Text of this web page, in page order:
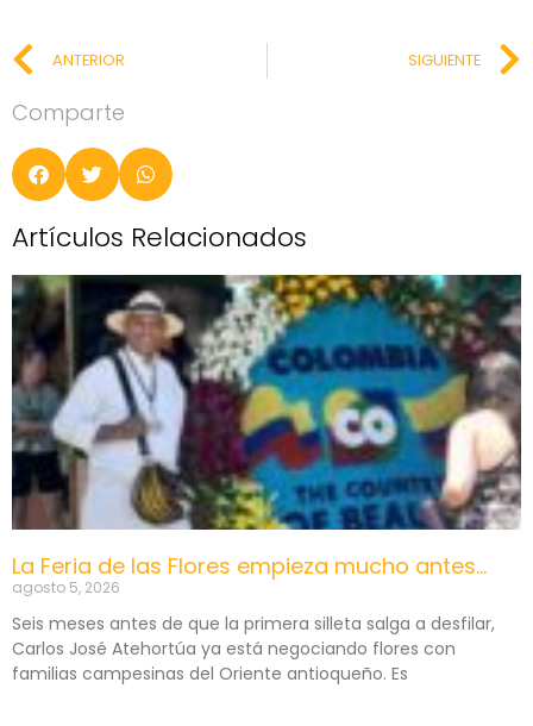
ANTERIOR SIGUIENTE
Comparte
Artículos Relacionados
La Feria de las Flores empieza mucho antes…
agosto 5, 2026
Seis meses antes de que la primera silleta salga a desfilar,
Carlos José Atehortúa ya está negociando flores con
familias campesinas del Oriente antioqueño. Es